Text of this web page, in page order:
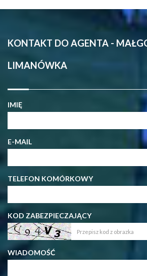
KONTAKT DO AGENTA -
LIMANÓWKA
IMIĘ
E-MAIL
TELEFON KOMÓRKOWY
KOD ZABEZPIECZAJĄCY
WIADOMOŚĆ